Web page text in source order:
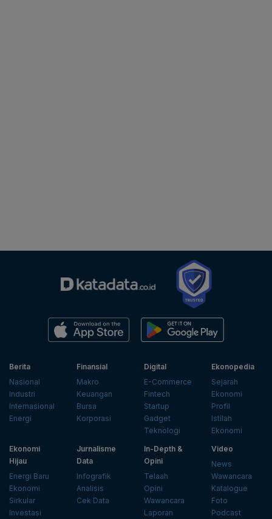
Berita
Nasional
Industri
Internasional
Energi
Finansial
Makro
Keuangan
Bursa
Korporasi
Digital
E-Commerce
Fintech
Startup
Gadget
Teknologi
Ekonopedia
Sejarah
Ekonomi
Profil
Istilah
Ekonomi
Ekonomi
Hijau
Energi Baru
Ekonomi
Sirkular
Investasi
Jurnalisme
Data
Infografik
Analisis
Cek Data
In-Depth &
Opini
Telaah
Opini
Wawancara
Laporan
Video
News
Wawancara
Katalogue
Foto
Podcast